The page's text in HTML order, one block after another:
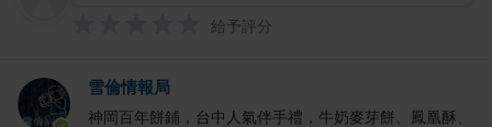
給予評分
雪倫情報局
神岡百年餅鋪，台中人氣伴手禮，牛奶麥芽餅、鳳凰酥、